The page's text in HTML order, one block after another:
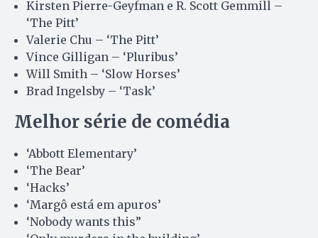
Kirsten Pierre-Geyfman e R. Scott Gemmill –
‘The Pitt’
Valerie Chu – ‘The Pitt’
Vince Gilligan – ‘Pluribus’
Will Smith – ‘Slow Horses’
Brad Ingelsby – ‘Task’
Melhor série de comédia
‘Abbott Elementary’
‘The Bear’
‘Hacks’
‘Margô está em apuros’
‘Nobody wants this”